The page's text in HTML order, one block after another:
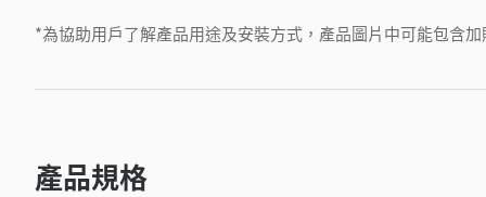
*為協助用戶了解產品用途及安裝方式，產品圖片中可能包含加
產品規格